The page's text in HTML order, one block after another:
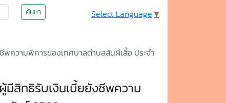
ค้นหา Select Language ▼
ความพิการของเทศบาลตำบลสันผีเสื้อ ประจำ
สิทธิรับเงินเบี้ยยังชีพความ